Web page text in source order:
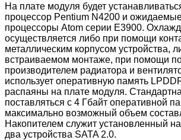
На плате модуля будет
процессор Pentium N4200 и
процессоры Atom серии E3900.
осуществляется либо при помощи
металлическим корпусом устройства,
встраиваемом монтаже, при помощи
производителем радиатора и
использует оперативную память
распаяны на плате модуля.
поставляться с 4 Гбайт оперативной
максимально возможный объем
Накопителем служит установленный
два устройства SATA 2.0.